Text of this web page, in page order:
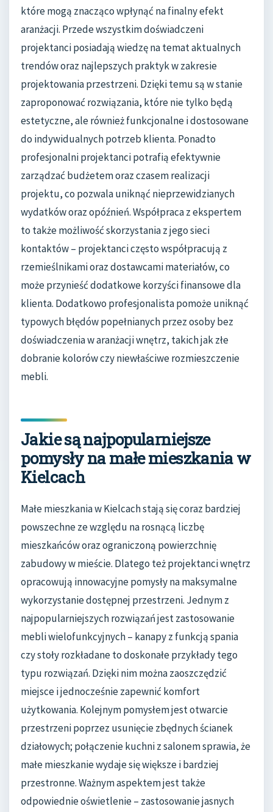
które mogą znacząco wpłynąć na finalny efekt
aranżacji. Przede wszystkim doświadczeni
projektanci posiadają wiedzę na temat aktualnych
trendów oraz najlepszych praktyk w zakresie
projektowania przestrzeni. Dzięki temu są w stanie
zaproponować rozwiązania, które nie tylko będą
estetyczne, ale również funkcjonalne i dostosowane
do indywidualnych potrzeb klienta. Ponadto
profesjonalni projektanci potrafią efektywnie
zarządzać budżetem oraz czasem realizacji
projektu, co pozwala uniknąć nieprzewidzianych
wydatków oraz opóźnień. Współpraca z ekspertem
to także możliwość skorzystania z jego sieci
kontaktów – projektanci często współpracują z
rzemieślnikami oraz dostawcami materiałów, co
może przynieść dodatkowe korzyści finansowe dla
klienta. Dodatkowo profesjonalista pomoże uniknąć
typowych błędów popełnianych przez osoby bez
doświadczenia w aranżacji wnętrz, takich jak złe
dobranie kolorów czy niewłaściwe rozmieszczenie
mebli.
Jakie są najpopularniejsze
pomysły na małe mieszkania w
Kielcach
Małe mieszkania w Kielcach stają się coraz bardziej
powszechne ze względu na rosnącą liczbę
mieszkańców oraz ograniczoną powierzchnię
zabudowy w mieście. Dlatego też projektanci wnętrz
opracowują innowacyjne pomysły na maksymalne
wykorzystanie dostępnej przestrzeni. Jednym z
najpopularniejszych rozwiązań jest zastosowanie
mebli wielofunkcyjnych – kanapy z funkcją spania
czy stoły rozkładane to doskonałe przykłady tego
typu rozwiązań. Dzięki nim można zaoszczędzić
miejsce i jednocześnie zapewnić komfort
użytkowania. Kolejnym pomysłem jest otwarcie
przestrzeni poprzez usunięcie zbędnych ścianek
działowych; połączenie kuchni z salonem sprawia, że
małe mieszkanie wydaje się większe i bardziej
przestronne. Ważnym aspektem jest także
odpowiednie oświetlenie – zastosowanie jasnych